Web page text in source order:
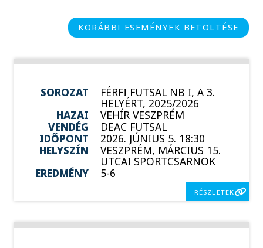
KORÁBBI ESEMÉNYEK BETÖLTÉSE
SOROZAT FÉRFI FUTSAL NB I, A 3.
HELYÉRT, 2025/2026
HAZAI
VEHÍR VESZPRÉM
VENDÉG
DEAC FUTSAL
IDŐPONT
2026. JÚNIUS 5. 18:30
HELYSZÍN
VESZPRÉM, MÁRCIUS 15.
UTCAI SPORTCSARNOK
EREDMÉNY
5-6
RÉSZLETEK